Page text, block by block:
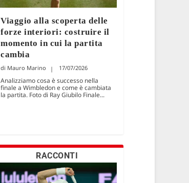
Viaggio alla scoperta delle
forze interiori: costruire il
momento in cui la partita
cambia
Mauro Marino 17/07/2026
Analizziamo cosa è successo nella
finale a Wimbledon e come è cambiata
la partita. Foto di Ray Giubilo Finale...
RACCONTI